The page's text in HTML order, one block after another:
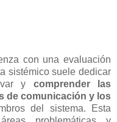
con una evaluación
sistémico suele dedicar
y comprender las
de comunicación y los
del sistema. Esta